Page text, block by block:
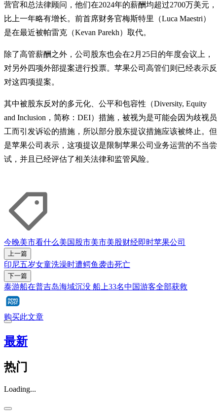
营官和总法律顾问，他们在2024年的薪酬均超过2700万美元，
比上一年略有增长。前首席财务官梅斯特里（Luca Maestri）
是在最近被帕雷克（Kevan Parekh）取代。
除了高管薪酬之外，公司股东也会在2月25日的年度会议上，
对另外四项外部提案进行投票。苹果公司高管们则已经表示反
对这四项提案。
其中被股东反对的多元化、公平和包容性（Diversity, Equity
and Inclusion，简称：DEI）措施，被视为是可能会因为歧视员
工而引发诉讼的措施，所以部分股东提议措施应该被终止。但
是苹果公司表示，这项提议是限制苹果公司业务运营的不当尝
试，并且已经评估了相关法律和监管风险。
今晚美市看什么美国股市美市美股财经即时苹果公司
上一篇
印尼五岁女童洗澡时遭鳄鱼袭击死亡
下一篇
泰游船在普吉岛海域沉没 船上33名中国游客全部获救
购买此文章
最新
热门
Loading...